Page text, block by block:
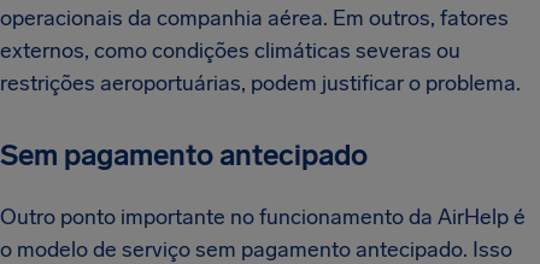
operacionais da companhia aérea. Em outros, fatores
externos, como condições climáticas severas ou
restrições aeroportuárias, podem justificar o problema.
Sem pagamento antecipado
Outro ponto importante no funcionamento da AirHelp é
o modelo de serviço sem pagamento antecipado. Isso